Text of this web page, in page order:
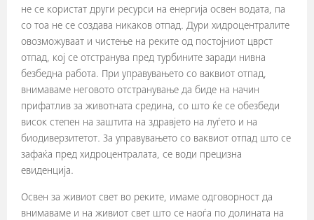
не се користат други ресурси на енергија освен водата, па
со тоа не се создава никаков отпад. Дури хидроцентралите
овозможуваат и чистење на реките од постојниот цврст
отпад, кој се отстранува пред турбините заради нивна
безбедна работа. При управувањето со ваквиот отпад,
внимаваме неговото отстранување да биде на начин
прифатлив за животната средина, со што ќе се обезбеди
висок степен на заштита на здравјето на луѓето и на
биодиверзитетот. За управувањето со ваквиот отпад што се
зафаќа пред хидроцентралата, се води прецизна
евиденција.
Освен за живиот свет во реките, имаме одговорност да
внимаваме и на живиот свет што се наоѓа по долината на